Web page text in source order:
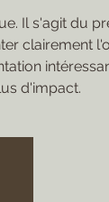
Il s'agit du
clairement
d'impact.